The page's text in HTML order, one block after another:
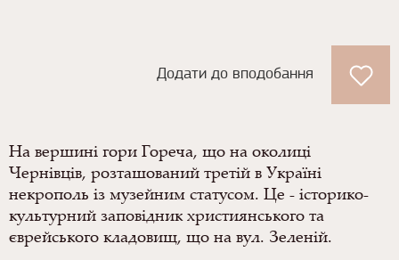
Додати до вподобання
На вершині гори Гореча, що на околиці
Чернівців, розташований третій в Україні
некрополь із музейним статусом. Це - історико-
культурний заповідник християнського та
єврейського кладовищ, що на вул. Зеленій.